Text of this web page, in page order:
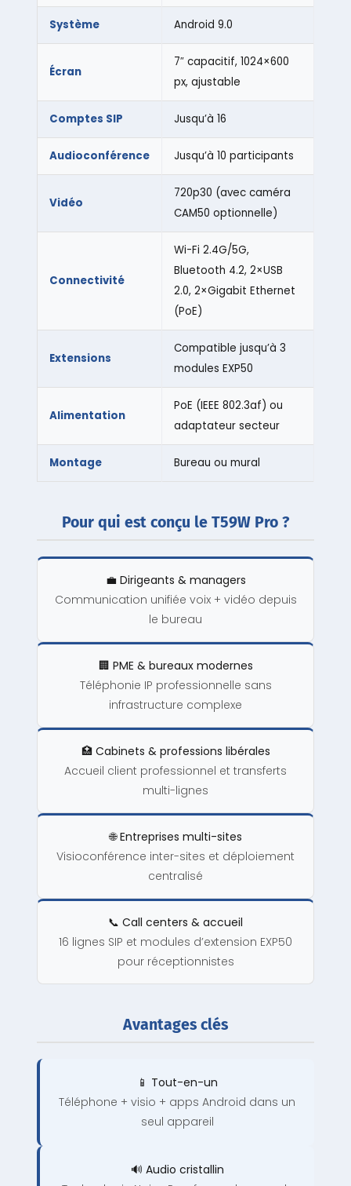
Système Android 9.0
Écran
7″ capacitif, 1024×600
px, ajustable
Comptes SIP Jusqu’à 16
Audioconférence Jusqu’à 10 participants
Vidéo
720p30 (avec caméra
CAM50 optionnelle)
Connectivité
Wi-Fi 2.4G/5G,
Bluetooth 4.2, 2×USB
2.0, 2×Gigabit Ethernet
(PoE)
Extensions
Compatible jusqu’à 3
modules EXP50
Alimentation
PoE (IEEE 802.3af) ou
adaptateur secteur
Montage Bureau ou mural
Pour qui est conçu le T59W Pro ?
💼 Dirigeants & managers
Communication unifiée voix + vidéo depuis
le bureau
🏢 PME & bureaux modernes
Téléphonie IP professionnelle sans
infrastructure complexe
🏥 Cabinets & professions libérales
Accueil client professionnel et transferts
multi-lignes
🌐 Entreprises multi-sites
Visioconférence inter-sites et déploiement
centralisé
📞 Call centers & accueil
16 lignes SIP et modules d’extension EXP50
pour réceptionnistes
Avantages clés
📱 Tout-en-un
Téléphone + visio + apps Android dans un
seul appareil
🔊 Audio cristallin